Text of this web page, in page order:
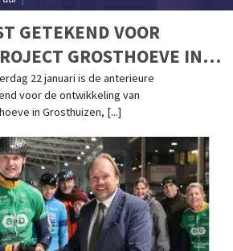
GETEKEND VOOR
GROSTHOEVE IN
22 januari is de anterieure
voor de ontwikkeling van
in Grosthuizen, [...]